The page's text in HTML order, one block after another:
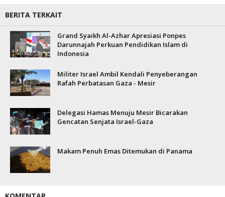
BERITA TERKAIT
Grand Syaikh Al-Azhar Apresiasi Ponpes
Darunnajah Perkuan Pendidikan Islam di
Indonesia
Militer Israel Ambil Kendali Penyeberangan
Rafah Perbatasan Gaza - Mesir
Delegasi Hamas Menuju Mesir Bicarakan
Gencatan Senjata Israel-Gaza
Makam Penuh Emas Ditemukan di Panama